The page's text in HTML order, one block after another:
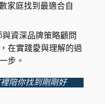
家庭找到最適合自
資深品牌策略顧問
在實踐愛與理解的過
步。
陪你找到剛剛好